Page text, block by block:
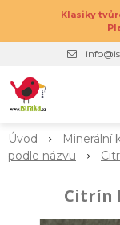
Klasiky
Úvod Minerální
podle názvu
Citrín